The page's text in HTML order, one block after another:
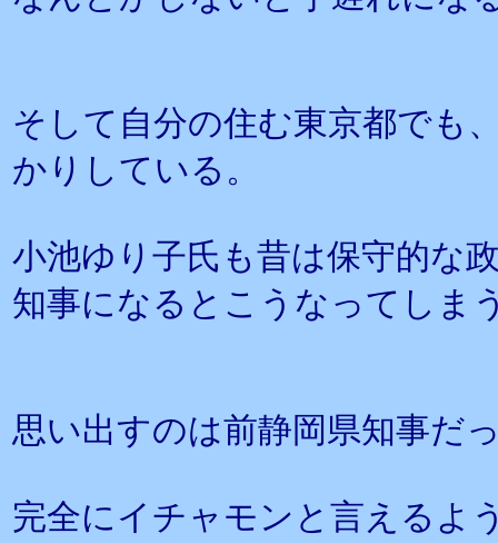
そして自分の住む東京都でも
かりしている。
小池ゆり子氏も昔は保守的な
知事になるとこうなってしま
思い出すのは前静岡県知事だ
完全にイチャモンと言えるよ